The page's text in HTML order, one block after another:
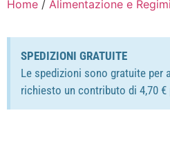
Home / Alimentazione e
SPEDIZIONI GRATUITE
Le spedizioni sono gratuite per
richiesto un contributo di 4,70